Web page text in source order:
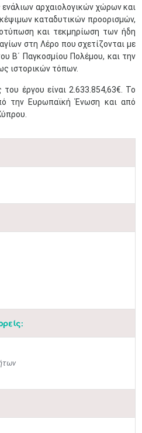
αρχαιολογικών χώρων και
καταδυτικών προορισμών,
και τεκμηρίωση των ήδη
στη Λέρο που σχετίζονται με
Β΄ Παγκοσμίου Πολέμου, και την
ιστορικών τόπων.
έργου είναι 2.633.854,63€. Το
την Ευρωπαϊκή Ένωση και από